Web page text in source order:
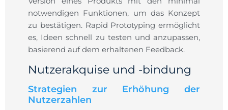
notwendigen Funktionen, um das Konzept
zu bestätigen. Rapid Prototyping ermöglicht
es, Ideen schnell zu testen und anzupassen,
basierend auf dem erhaltenen Feedback.
Nutzerakquise und -bindung
Strategien zur Erhöhung der
Nutzerzahlen